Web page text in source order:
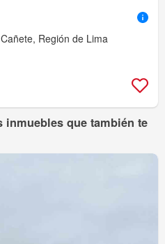
Región de Lima
inmuebles que también te